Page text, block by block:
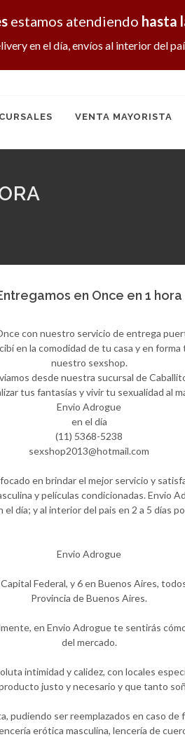
estamos atendiendo hasta
en el día, envíos al interior del
VENTA MAYORISTA
en Once en 1 hora
con nuestro servicio de entrega
en la comodidad de tu casa y en
nuestro sexshop.
desde nuestra sucursal de
tus fantasías y vivir tu sexualidad al
Envio Adrogue
en el día
(11) 5368-5238
sexshop2013@hotmail.com
en brindar el mejor servicio y
y películas condicionadas. Envio
el día; y al interior del pais en 2 a 5 días
Envio Adrogue
Federal, y 6 en Buenos Aires,
Provincia de Buenos Aires.
en Envio Adrogue te sentirás
del mercado.
intimidad y calidez, con locales
justo y necesario y que tanto
ser reemplazados en caso
erótica masculina, lencería de